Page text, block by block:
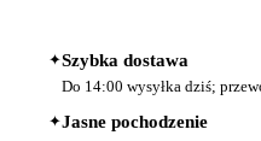
✦Szybka dostawa
Do 14:00 wysyłka dziś;
✦Jasne pochodzenie